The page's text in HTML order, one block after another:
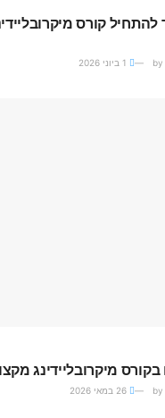
קורס
by
מיקרובליידינג
by